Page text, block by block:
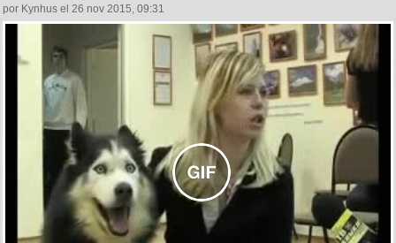
por Kynhus el 26 nov 2015, 09:31